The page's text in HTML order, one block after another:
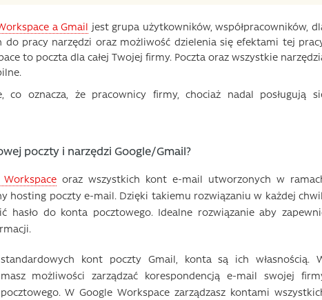
a Gmail jest grupa użytkowników, współpracowników,
pracy narzędzi oraz możliwość dzielenia się efektami tej
to poczta dla całej Twojej firmy. Poczta oraz wszystkie
co oznacza, że pracownicy firmy, chociaż nadal posługują
poczty i narzędzi Google/Gmail?
Workspace oraz wszystkich kont e-mail utworzonych w
hosting poczty e-mail. Dzięki takiemu rozwiązaniu w każdej
hasło do konta pocztowego. Idealne rozwiązanie aby
kont poczty Gmail, konta są ich własnością.
możliwości zarządzać korespondencją e-mail swojej
W Google Workspace zarządzasz kontami